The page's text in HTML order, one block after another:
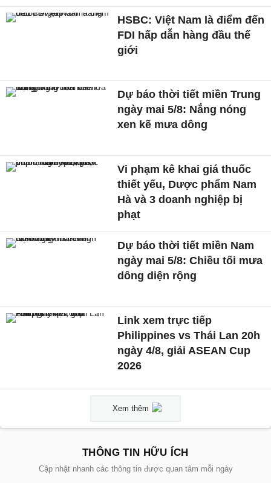
HSBC: Việt Nam là điểm đến
FDI hấp dẫn hàng đầu thế
giới
Dự báo thời tiết miền Trung
ngày mai 5/8: Nắng nóng
xen kẽ mưa dông
Vi phạm kê khai giá thuốc
thiết yếu, Dược phẩm Nam
Hà và 3 doanh nghiệp bị
phạt
Dự báo thời tiết miền Nam
ngày mai 5/8: Chiều tối mưa
dông diện rộng
Link xem trực tiếp
Philippines vs Thái Lan 20h
ngày 4/8, giải ASEAN Cup
2026
Xem thêm
THÔNG TIN HỮU ÍCH
Cập nhật nhanh các thông tin được quan tâm mỗi ngày